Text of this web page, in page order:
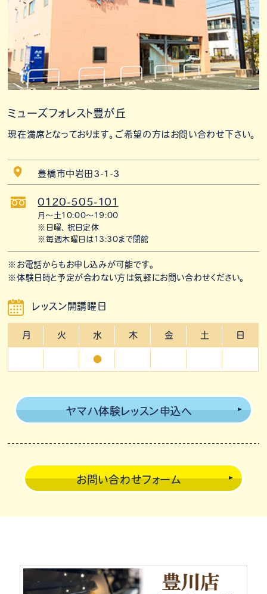
ミューズフォレスト豊が丘
現在満席となっております。ご希望の方はお問い合わせ下さい。
豊橋市中岩田3-1-3
0120-505-101
月〜土10:00〜19:00
※日曜、祝日定休
※毎週木曜日は13:30まで閉館
※お電話からもお申し込みが可能です。
※体験日時と予定が合わない方は気軽にお問い合わせください。
レッスン開講曜日
月 火 水 木 金 土 日
●
ヤマハ体験レッスン申込へ
お問い合わせフォーム